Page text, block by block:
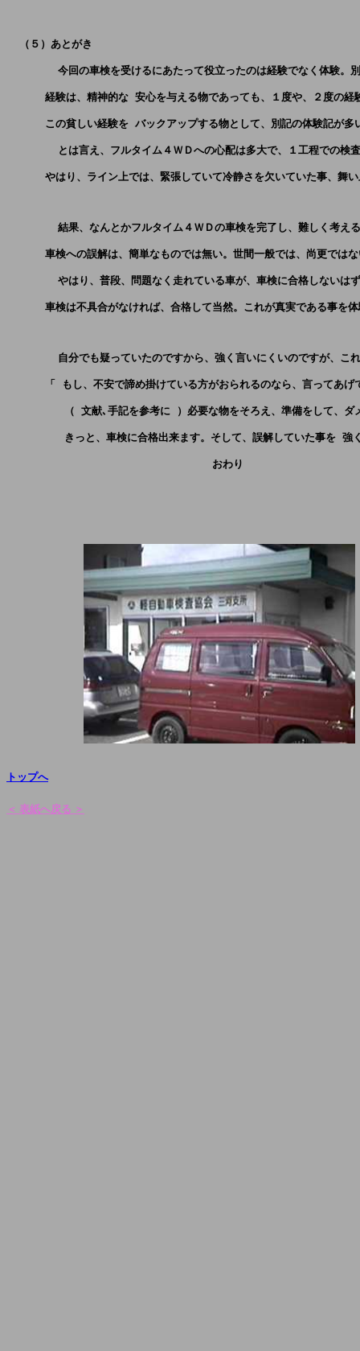
  （５）あとがき
今回の車検を受けるにあたって役立ったのは経験でなく体験。
経験は、精神的な 安心を与える物であっても、１度や、２度の経
この貧しい経験を バックアップする物として、別記の体験記が
とは言え、フルタイム４ＷＤへの心配は多大で、１工程での検
やはり、ライン上では、緊張していて冷静さを欠いていた事、舞
結果、なんとかフルタイム４ＷＤの車検を完了し、難しく考え
車検への誤解は、簡単なものでは無い。世間一般では、尚更では
やはり、普段、問題なく走れている車が、車検に合格しないは
車検は不具合がなければ、合格して当然。これが真実である事を
自分でも疑っていたのですから、強く言いにくいのですが、こ
「 もし、不安で諦め掛けている方がおられるのなら、言ってあげ
（ 文献､手記を参考に ）必要な物をそろえ、準備をして、ダ
きっと、車検に合格出来ます。そして、誤解していた事を 強
                                おわり
トップへ
＜ 表紙へ戻る ＞